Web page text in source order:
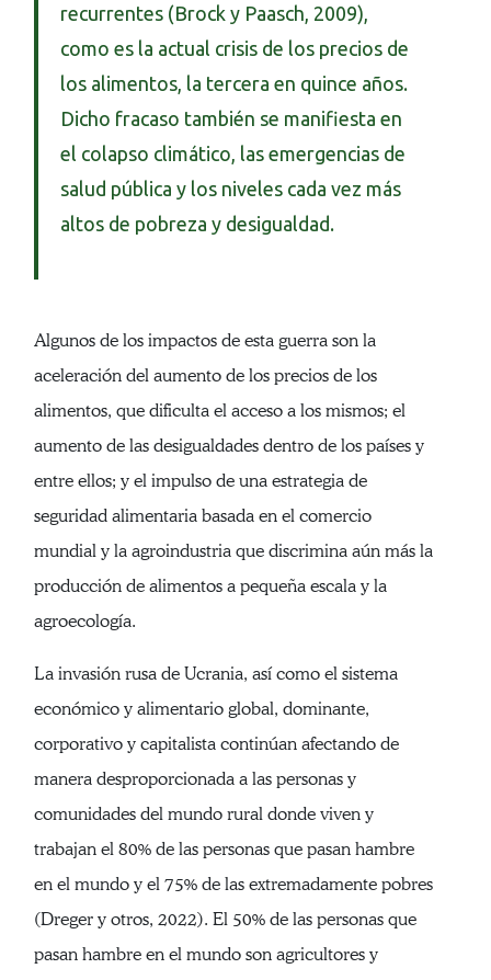
recurrentes (Brock y Paasch, 2009),
como es la actual crisis de los precios de
los alimentos, la tercera en quince años.
Dicho fracaso también se manifiesta en
el colapso climático, las emergencias de
salud pública y los niveles cada vez más
altos de pobreza y desigualdad.
Algunos de los impactos de esta guerra son la
aceleración del aumento de los precios de los
alimentos, que dificulta el acceso a los mismos; el
aumento de las desigualdades dentro de los países y
entre ellos; y el impulso de una estrategia de
seguridad alimentaria basada en el comercio
mundial y la agroindustria que discrimina aún más la
producción de alimentos a pequeña escala y la
agroecología.
La invasión rusa de Ucrania, así como el sistema
económico y alimentario global, dominante,
corporativo y capitalista continúan afectando de
manera desproporcionada a las personas y
comunidades del mundo rural donde viven y
trabajan el 80% de las personas que pasan hambre
en el mundo y el 75% de las extremadamente pobres
(Dreger y otros, 2022). El 50% de las personas que
pasan hambre en el mundo son agricultores y